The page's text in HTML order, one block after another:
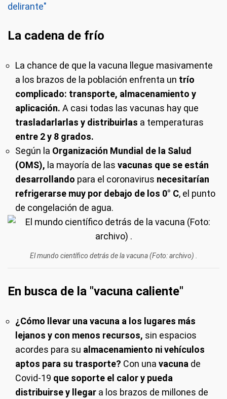
delirante"
La cadena de frío
La chance de que la vacuna llegue masivamente
a los brazos de la población enfrenta un trío
complicado: transporte, almacenamiento y
aplicación. A casi todas las vacunas hay que
trasladarlarlas y distribuirlas a temperaturas
entre 2 y 8 grados.
Según la Organización Mundial de la Salud
(OMS), la mayoría de las vacunas que se están
desarrollando para el coronavirus necesitarían
refrigerarse muy por debajo de los 0° C, el punto
de congelación de agua.
El mundo científico detrás de la vacuna (Foto: archivo) .
En busca de la "vacuna caliente"
¿Cómo llevar una vacuna a los lugares más
lejanos y con menos recursos, sin espacios
acordes para su almacenamiento ni vehículos
aptos para su trasporte? Con una vacuna de
Covid-19 que soporte el calor y pueda
distribuirse y llegar a los brazos de millones de